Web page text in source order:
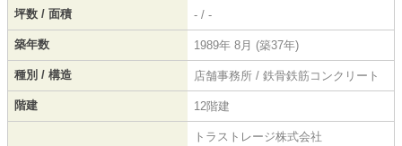
坪数 / 面積 - / -
築年数 1989年 8月 (築37年)
種別 / 構造 店舗事務所 / 鉄骨鉄筋コンクリート
階建 12階建
トラストレージ株式会社